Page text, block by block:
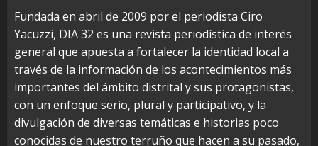
Fundada en abril de 2009 por el periodista Ciro
Yacuzzi, DIA 32 es una revista periodística de interés
general que apuesta a fortalecer la identidad local a
través de la información de los acontecimientos más
importantes del ámbito distrital y sus protagonistas,
con un enfoque serio, plural y participativo, y la
divulgación de diversas temáticas e historias poco
conocidas de nuestro terruño que hacen a su pasado,